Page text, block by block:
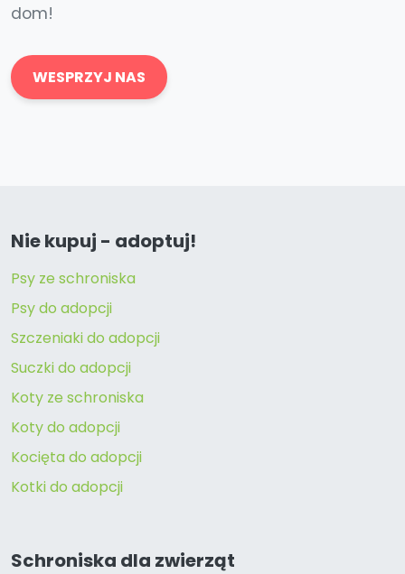
dom!
WESPRZYJ NAS
Nie kupuj - adoptuj!
Psy ze schroniska
Psy do adopcji
Szczeniaki do adopcji
Suczki do adopcji
Koty ze schroniska
Koty do adopcji
Kocięta do adopcji
Kotki do adopcji
Schroniska dla zwierząt